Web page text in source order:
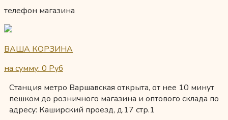
телефон магазина
ВАША КОРЗИНА
на сумму: 0 Руб
Станция метро Варшавская открыта, от нее 10 минут
пешком до розничного магазина и оптового склада по
адресу: Каширский проезд, д.17 стр.1